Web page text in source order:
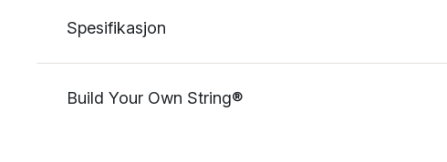
Spesifikasjon
Build Your Own String®